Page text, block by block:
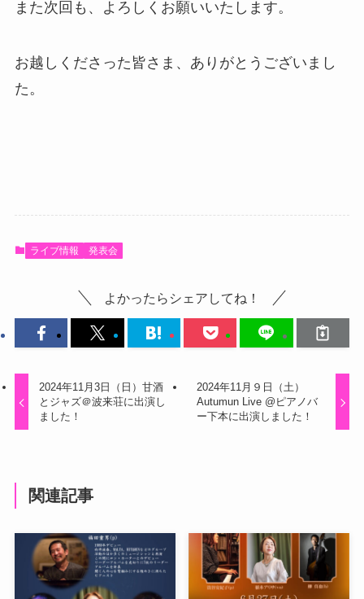
また次回も、よろしくお願いいたします。
お越しくださった皆さま、ありがとうございまし
た。
ライブ情報 発表会
よかったらシェアしてね！
2024年11月3日（日）甘酒
とジャズ＠波来荘に出演し
ました！
2024年11月９日（土）
Autumun Live @ピアノバ
ー下本に出演しました！
関連記事